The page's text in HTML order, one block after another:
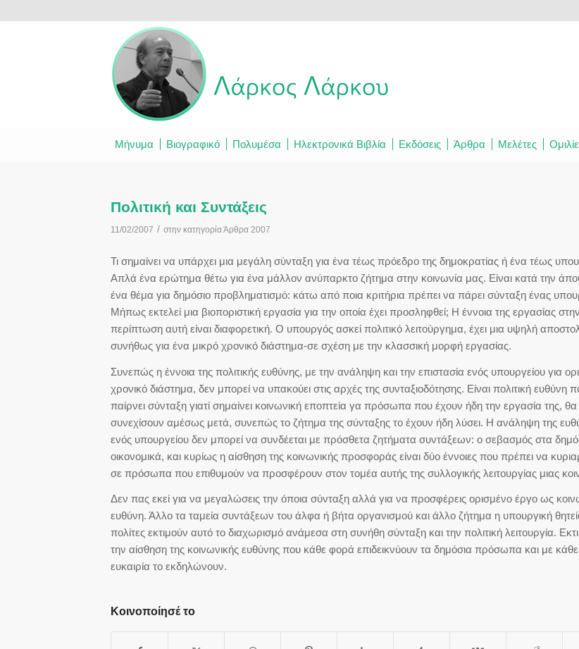
Μήνυμα Βιογραφικό Πολυμέσα Ηλεκτρονικά Βιβλία Εκδόσεις Άρθρα Μελέτες
Πολιτική και Συντάξεις
11/02/2007 / στην κατηγορίαΆρθρα 2007
Τι σημαίνει να υπάρχει μια μεγάλη σύνταξη για ένα τέως πρόεδρο της δημοκρατίας ή ένα τέως
Απλά ένα ερώτημα θέτω για ένα μάλλον ανύπαρκτο ζήτημα στην κοινωνία μας. Είναι κατά την
ένα θέμα για δημόσιο προβληματισμό: κάτω από ποια κριτήρια πρέπει να πάρει σύνταξη ένας
Μήπως εκτελεί μια βιοποριστική εργασία για την οποία έχει προσληφθεί; Η έννοια της εργασίας στην
περίπτωση αυτή είναι διαφορετική. Ο υπουργός ασκεί πολιτικό λειτούργημα, έχει μια υψηλή
συνήθως για ένα μικρό χρονικό διάστημα-σε σχέση με την κλασσική μορφή εργασίας.
Συνεπώς η έννοια της πολιτικής ευθύνης, με την ανάληψη και την επιστασία ενός υπουργείου για
χρονικό διάστημα, δεν μπορεί να υπακούει στις αρχές της συνταξιοδότησης. Είναι πολιτική ευθύνη
παίρνει σύνταξη γιατί σημαίνει κοινωνική εποπτεία γα πρόσωπα που έχουν ήδη την εργασία της, θα
συνεχίσουν αμέσως μετά, συνεπώς το ζήτημα της σύνταξης το έχουν ήδη λύσει. Η ανάληψη της
ενός υπουργείου δεν μπορεί να συνδέεται με πρόσθετα ζητήματα συντάξεων: ο σεβασμός στα
οικονομικά, και κυρίως η αίσθηση της κοινωνικής προσφοράς είναι δύο έννοιες που πρέπει να
σε πρόσωπα που επιθυμούν να προσφέρουν στον τομέα αυτής της συλλογικής λειτουργίας μιας
Δεν πας εκεί για να μεγαλώσεις την όποια σύνταξη αλλά για να προσφέρεις ορισμένο έργο ως
ευθύνη. Άλλο τα ταμεία συντάξεων του άλφα ή βήτα οργανισμού και άλλο ζήτημα η υπουργική
πολίτες εκτιμούν αυτό το διαχωρισμό ανάμεσα στη συνήθη σύνταξη και την πολιτική λειτουργία.
την αίσθηση της κοινωνικής ευθύνης που κάθε φορά επιδεικνύουν τα δημόσια πρόσωπα και με κάθε
ευκαιρία το εκδηλώνουν.
Κοινοποίησέ το